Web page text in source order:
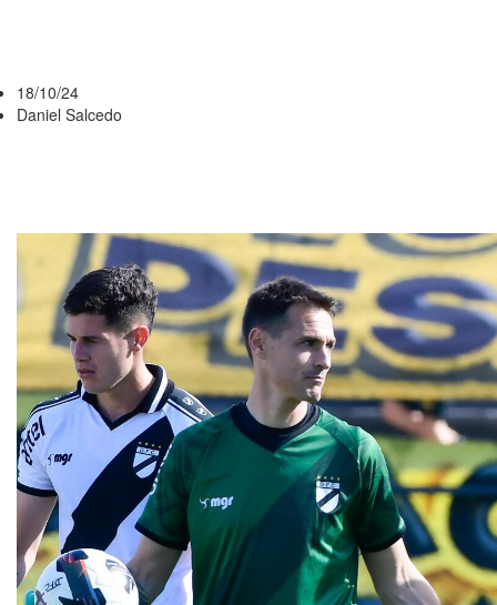
18/10/24
Daniel Salcedo